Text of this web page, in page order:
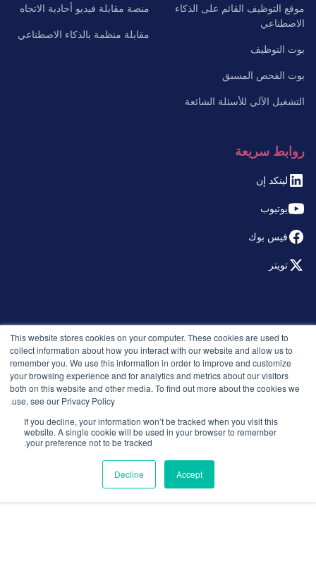
This website stores cookies on your computer. These cookies are used to
collect information about how you interact with our website and allow us to
remember you. We use this information in order to improve and customize
your browsing experience and for analytics and metrics about our visitors
both on this website and other media. To find out more about the cookies we
use, see our Privacy Policy.
If you decline, your information won’t be tracked when you visit this
website. A single cookie will be used in your browser to remember
your preference not to be tracked.
Accept
Decline
موقع التوظيف القائم على الذكاء
الاصطناعي
بوت التوظيف
بوت الفحص المسبق
التشغيل الآلي للأسئلة الشائعة
منصة مقابلة فيديو أحادية الاتجاه
مقابلة منظمة بالذكاء الاصطناعي
روابط سريعة
لينكد إن
يوتيوب
فيس بوك
تويتر
سياسة الخصوصية
الإصدارات
الأمان والامتثال
الشروط والأحكام